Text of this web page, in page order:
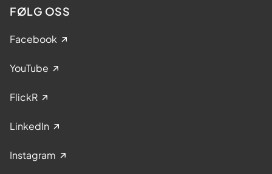
FØLG OSS
Facebook
YouTube
FlickR
LinkedIn
Instagram